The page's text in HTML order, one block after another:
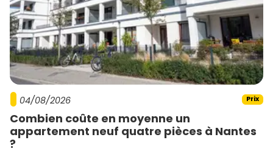
04/08/2026 Prix
Combien coûte en moyenne un
appartement neuf quatre pièces à Nantes
?